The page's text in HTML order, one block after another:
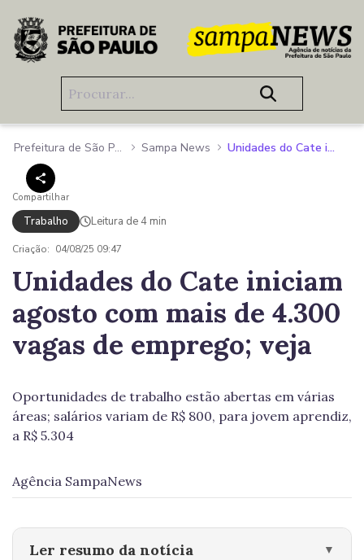
Pular para o Conteúdo principal
Prefeitura de São Paulo Sampa News Unidades do Cate iniciam agosto com mais de 4.300 vagas de emprego; veja
Compartilhar
Trabalho Leitura de 4 min
Criação: 04/08/25 09:47
Unidades do Cate iniciam
agosto com mais de 4.300
vagas de emprego; veja
Oportunidades de trabalho estão abertas em várias
áreas; salários variam de R$ 800, para jovem aprendiz,
a R$ 5.304
Agência SampaNews
Ler resumo da notícia ▼